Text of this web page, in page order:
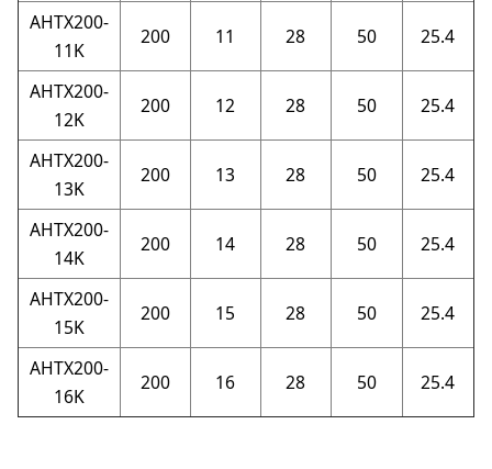
AHTX200-
11K
200 11 28 50 25.4
AHTX200-
12K
200 12 28 50 25.4
AHTX200-
13K
200 13 28 50 25.4
AHTX200-
14K
200 14 28 50 25.4
AHTX200-
15K
200 15 28 50 25.4
AHTX200-
16K
200 16 28 50 25.4